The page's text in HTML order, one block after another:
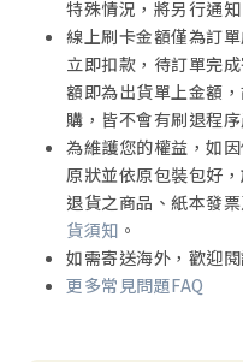
特殊情況，將另行通
線上刷卡金額僅為訂
立即扣款，待訂單完
額即為出貨單上金額
購，皆不會有刷退程序
為維護您的權益，如
原狀並依原包裝包好
退貨之商品、紙本發
貨須知 。
如需寄送海外，歡迎
更多常見問題FAQ